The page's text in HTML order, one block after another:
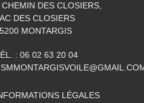
DES CLOSIERS,
DES CLOSIERS
MONTARGIS
: 06 02 63 20 04
LÉGALES